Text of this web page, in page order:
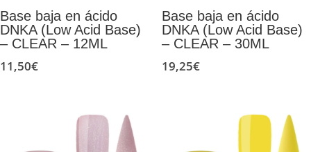
Base baja en ácido
DNKA (Low Acid Base)
– CLEAR – 12ML
11,50€
Base baja en ácido
DNKA (Low Acid Base)
– CLEAR – 30ML
19,25€